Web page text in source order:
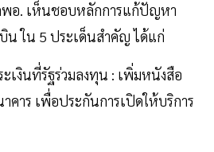
พอ. เห็นชอบหลักการแก้ปัญหา
บิน ใน 5 ประเด็นสำคัญ ได้แก่
เงินที่รัฐร่วมลงทุน : เพิ่มหนังสือ
คาร เพื่อประกันการเปิดให้บริการ